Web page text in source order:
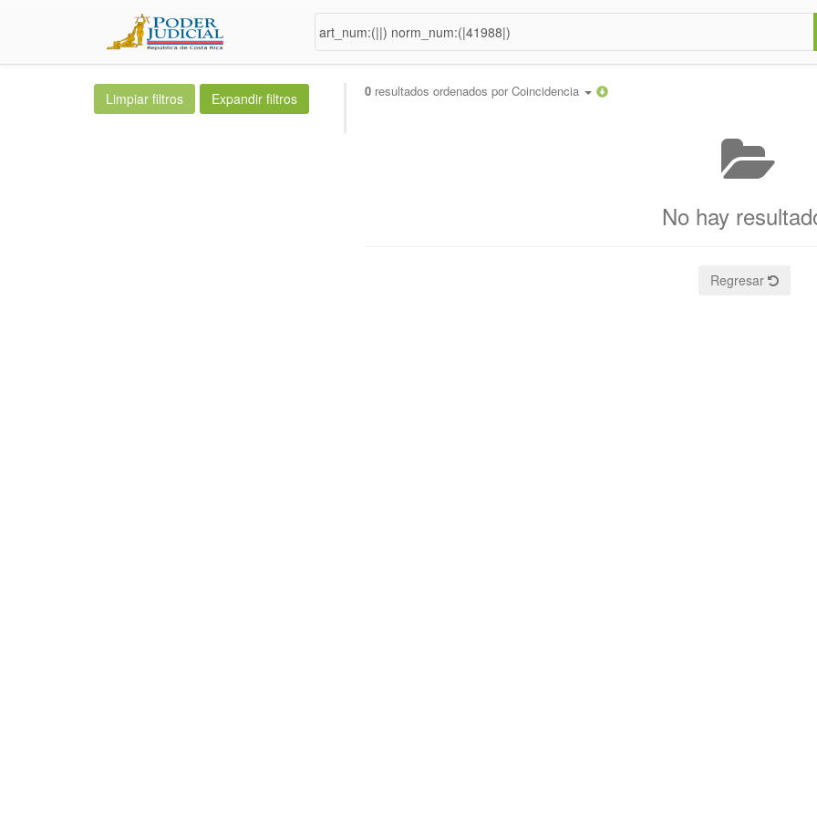
0resultados ordenados por Coincidencia
No hay
Regresar